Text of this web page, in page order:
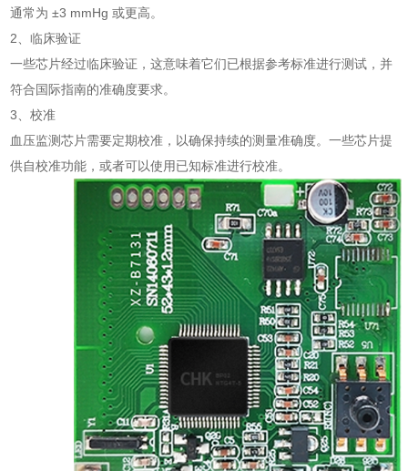
通常为 ±3 mmHg 或更高。
2、临床验证
一些芯片经过临床验证，这意味着它们已根据参考标准进行测试，并
符合国际指南的准确度要求。
3、校准
血压监测芯片需要定期校准，以确保持续的测量准确度。一些芯片提
供自校准功能，或者可以使用已知标准进行校准。